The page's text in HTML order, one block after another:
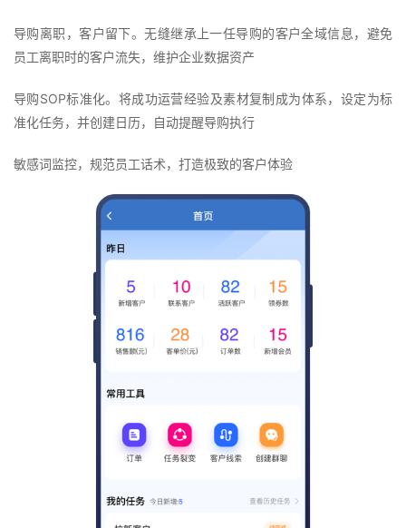
导购离职，客户留下。无缝继承上一任导购的客户全域信息，避免
员工离职时的客户流失，维护企业数据资产
导购SOP标准化。将成功运营经验及素材复制成为体系，设定为标
准化任务，并创建日历，自动提醒导购执行
敏感词监控，规范员工话术，打造极致的客户体验